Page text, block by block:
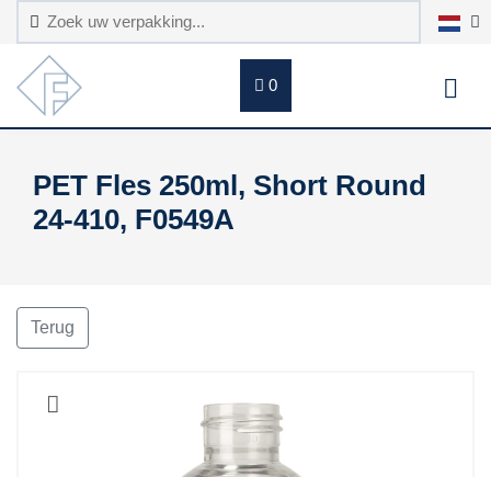
0
PET Fles 250ml, Short Round
24-410, F0549A
Terug